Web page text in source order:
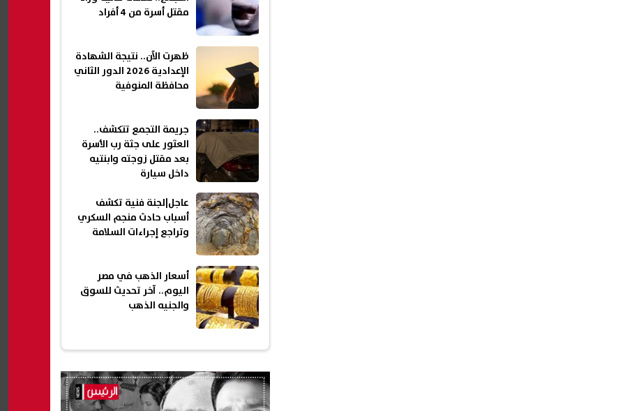
مقتل أسرة من 4 أفراد
ظهرت الآن.. نتيجة الشهادة
الإعدادية 2026 الدور الثاني
محافظة المنوفية
جريمة التجمع تتكشف..
العثور على جثة رب الأسرة
بعد مقتل زوجته وابنتيه
داخل سيارة
عاجل|لجنة فنية تكشف
أسباب حادث منجم السكري
وتراجع إجراءات السلامة
أسعار الذهب في مصر
اليوم.. آخر تحديث للسوق
والجنيه الذهب